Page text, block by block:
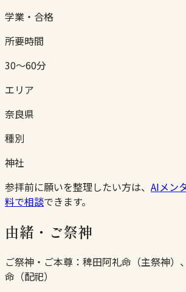
学業・合格
所要時間
30〜60分
エリア
奈良県
種別
神社
参拝前に願いを整理したい方は、 AIメン
料で相談できます。
由緒・ご祭神
ご祭神・ご本尊： 稗田阿礼命（主祭神）
命（配祀）